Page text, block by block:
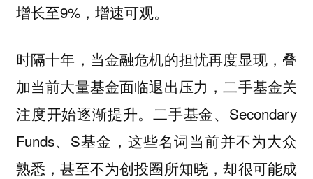
增长至9%，增速可观。
时隔十年，当金融危机的担忧再度显现，叠
加当前大量基金面临退出压力，二手基金关
注度开始逐渐提升。二手基金、Secondary
Funds、S基金，这些名词当前并不为大众
熟悉，甚至不为创投圈所知晓，却很可能成